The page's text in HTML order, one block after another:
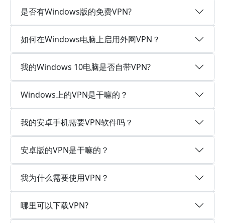
是否有Windows版的免费VPN?
如何在Windows电脑上启用外网VPN？
我的Windows 10电脑是否自带VPN?
Windows上的VPN是干嘛的？
我的安卓手机需要VPN软件吗？
安卓版的VPN是干嘛的？
我为什么需要使用VPN？
哪里可以下载VPN?